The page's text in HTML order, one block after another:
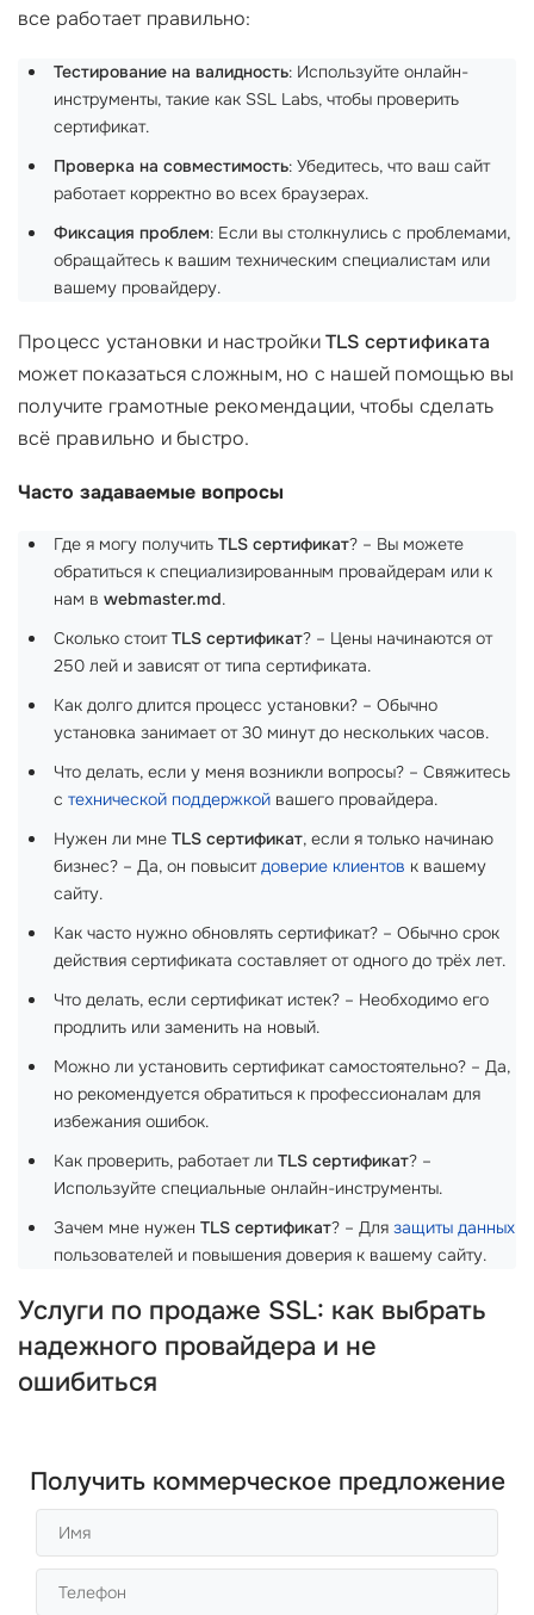
все работает правильно:
Тестирование на валидность: Используйте онлайн-
инструменты, такие как SSL Labs, чтобы проверить
сертификат.
Проверка на совместимость: Убедитесь, что ваш сайт
работает корректно во всех браузерах.
Фиксация проблем: Если вы столкнулись с проблемами,
обращайтесь к вашим техническим специалистам или
вашему провайдеру.
Процесс установки и настройкиTLS сертификата
может показаться сложным, но с нашей помощью вы
получите грамотные рекомендации, чтобы сделать
всё правильно и быстро.
Часто задаваемые вопросы
Где я могу получить TLS сертификат? – Вы можете
обратиться к специализированным провайдерам или к
нам в webmaster.md.
Сколько стоитTLS сертификат? – Цены начинаются от
250 лей и зависят от типа сертификата.
Как долго длится процесс установки? – Обычно
установка занимает от 30 минут до нескольких часов.
Что делать, если у меня возникли вопросы? – Свяжитесь
с технической поддержкой вашего провайдера.
Нужен ли мне TLS сертификат, если я только начинаю
бизнес? – Да, он повысит доверие клиентов к вашему
сайту.
Как часто нужно обновлять сертификат? – Обычно срок
действия сертификата составляет от одного до трёх лет.
Что делать, если сертификат истек? – Необходимо его
продлить или заменить на новый.
Можно ли установить сертификат самостоятельно? – Да,
но рекомендуется обратиться к профессионалам для
избежания ошибок.
Как проверить, работает ли TLS сертификат? –
Используйте специальные онлайн-инструменты.
Зачем мне нужен TLS сертификат? – Для защиты данных
пользователей и повышения доверия к вашему сайту.
Услуги по продаже SSL: как выбрать
надежного провайдера и не
ошибиться
Получить коммерческое предложение